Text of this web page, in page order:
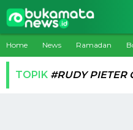
Home News Ramadan
TOPIK #RUDY PIETER